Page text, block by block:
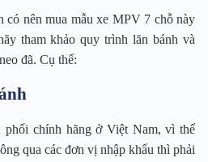
có nên mua mẫu xe MPV 7 chỗ này
tham khảo quy trình lăn bánh và
đã. Cụ thể:
phối chính hãng ở Việt Nam, vì thế
qua các đơn vị nhập khẩu thì phải